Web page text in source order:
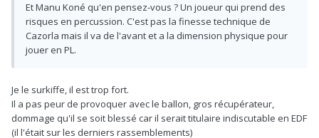
Et Manu Koné qu'en pensez-vous ? Un joueur qui prend des
risques en percussion. C'est pas la finesse technique de
Cazorla mais il va de l'avant et a la dimension physique pour
jouer en PL.
Je le surkiffe, il est trop fort.
Il a pas peur de provoquer avec le ballon, gros récupérateur,
dommage qu'il se soit blessé car il serait titulaire indiscutable en EDF
(il l'était sur les derniers rassemblements)